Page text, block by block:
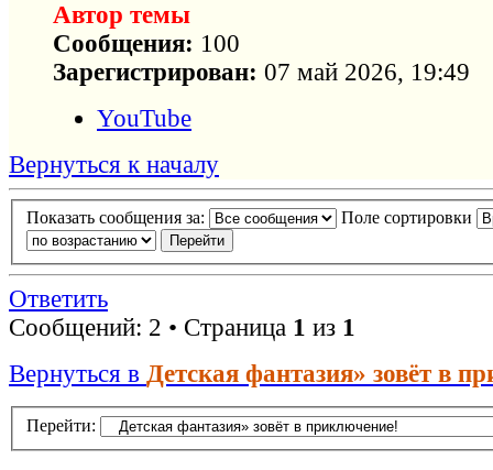
Автор темы
Сообщения: 100
Зарегистрирован: 07 май 2026, 19:49
YouTube
Вернуться к началу
Показать сообщения за: Поле сортировки
Ответить
Сообщений: 2 • Страница 1 из 1
Вернуться в Детская фантазия» зовёт в
Перейти: